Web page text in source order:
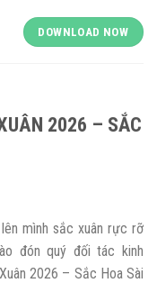
DOWNLOAD NOW
2026 – SẮC
mình sắc xuân rực rỡ
đón quý đối tác kinh
2026 – Sắc Hoa Sài